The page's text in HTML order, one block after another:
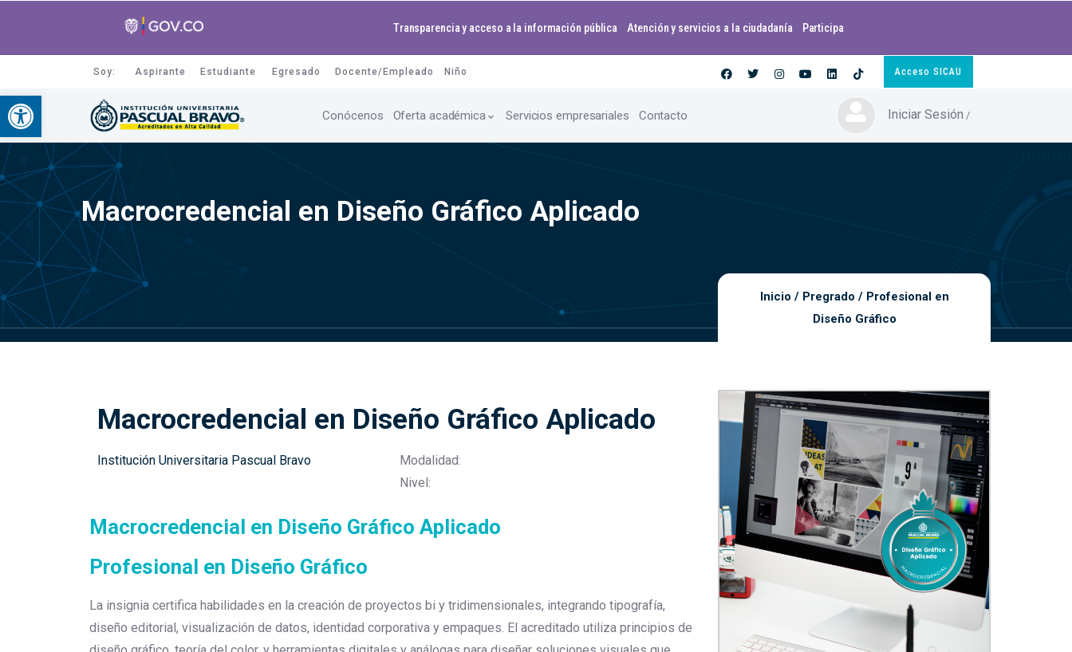
Abrir barra de herramientas
Transparencia y acceso a la información pública Atención y servicios a la ciudadanía Participa
Soy: Aspirante Estudiante Egresado Docente/Empleado Niño Acceso SICAU
Conócenos Oferta académica Servicios empresariales Contacto Iniciar Sesión /
Macrocredencial en Diseño Gráfico Aplicado
Inicio / Pregrado / Profesional en
Diseño Gráfico
Macrocredencial en Diseño Gráfico Aplicado
Institución Universitaria Pascual Bravo
Modalidad:
Nivel:
Macrocredencial en Diseño Gráfico Aplicado
Profesional en Diseño Gráfico
La insignia certifica habilidades en la creación de proyectos bi y tridimensionales, integrando tipografía,
diseño editorial, visualización de datos, identidad corporativa y empaques. El acreditado utiliza principios de